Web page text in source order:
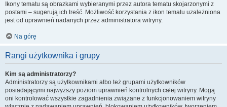
Ikony tematu są obrazkami wybieranymi przez autora tematu skojarzonymi z
postami – sugerują ich treść. Możliwość korzystania z ikon tematu uzależniona
jest od uprawnień nadanych przez administratora witryny.
Na górę
Rangi użytkownika i grupy
Kim są administratorzy?
Administratorzy są użytkownikami albo też grupami użytkowników
posiadającymi najwyższy poziom uprawnień kontrolnych całej witryny. Mogą
oni kontrolować wszystkie zagadnienia związane z funkcjonowaniem witryny